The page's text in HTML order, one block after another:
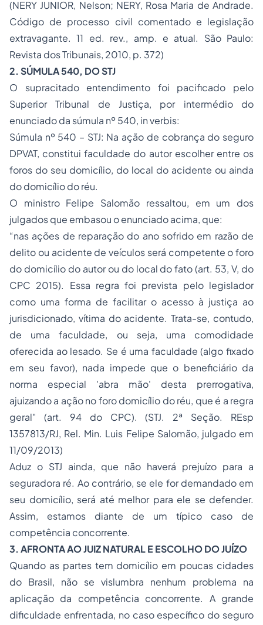
(NERY JUNIOR, Nelson; NERY, Rosa Maria de Andrade.
Código de processo civil comentado e legislação
extravagante. 11 ed. rev., amp. e atual. São Paulo:
Revista dos Tribunais, 2010, p. 372)
2. SÚMULA 540, DO STJ
O supracitado entendimento foi pacificado pelo
Superior Tribunal de Justiça, por intermédio do
enunciado da súmula nº 540, in verbis:
Súmula nº 540 – STJ: Na ação de cobrança do seguro
DPVAT, constitui faculdade do autor escolher entre os
foros do seu domicílio, do local do acidente ou ainda
do domicílio do réu.
O ministro Felipe Salomão ressaltou, em um dos
julgados que embasou o enunciado acima, que:
“nas ações de reparação do ano sofrido em razão de
delito ou acidente de veículos será competente o foro
do domicílio do autor ou do local do fato (art. 53, V, do
CPC 2015). Essa regra foi prevista pelo legislador
como uma forma de facilitar o acesso à justiça ao
jurisdicionado, vítima do acidente. Trata-se, contudo,
de uma faculdade, ou seja, uma comodidade
oferecida ao lesado. Se é uma faculdade (algo fixado
em seu favor), nada impede que o beneficiário da
norma especial 'abra mão' desta prerrogativa,
ajuizando a ação no foro domicílio do réu, que é a regra
geral" (art. 94 do CPC). (STJ. 2ª Seção. REsp
1357813/RJ, Rel. Min. Luis Felipe Salomão, julgado em
11/09/2013)
Aduz o STJ ainda, que não haverá prejuízo para a
seguradora ré. Ao contrário, se ele for demandado em
seu domicílio, será até melhor para ele se defender.
Assim, estamos diante de um típico caso de
competência concorrente.
3. AFRONTA AO JUIZ NATURAL E ESCOLHO DO JUÍZO
Quando as partes tem domicílio em poucas cidades
do Brasil, não se vislumbra nenhum problema na
aplicação da competência concorrente. A grande
dificuldade enfrentada, no caso específico do seguro